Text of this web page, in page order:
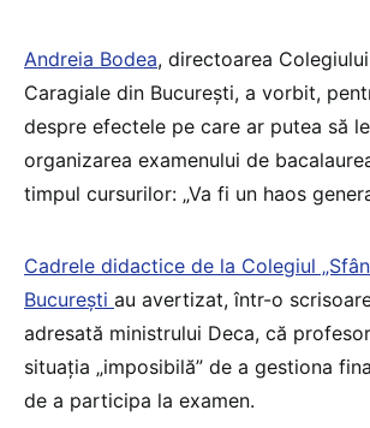
Andreia Bodea, directoarea
Caragiale din București, a vorbit,
despre efectele pe care ar putea să
organizarea examenului de
timpul cursurilor: „Va fi un haos
Cadrele didactice de la Colegiul
București au avertizat, într-o
adresată ministrului Deca, că
situația „imposibilă” de a gestiona
de a participa la examen.